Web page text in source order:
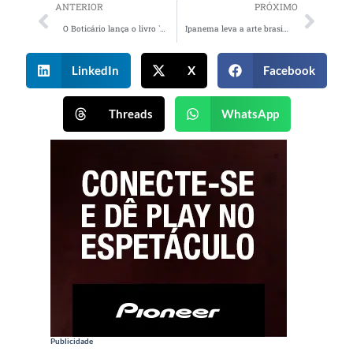
ANTERIOR PRÓXIMO
LinkedIn X Facebook
Threads WhatsApp
Publicidade